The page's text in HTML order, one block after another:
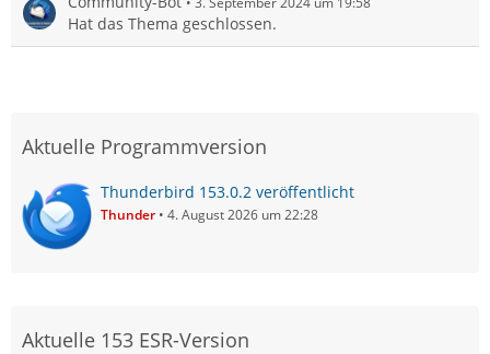
Hat das Thema geschlossen.
Aktuelle Programmversion
Thunderbird 153.0.2 veröffentlicht
Thunder 4. August 2026 um 22:28
Aktuelle 153 ESR-Version